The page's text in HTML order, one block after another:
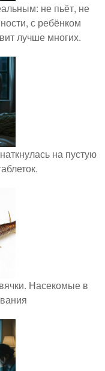
не пьёт, не
с ребёнком
лучше многих.
на пустую
Насекомые в